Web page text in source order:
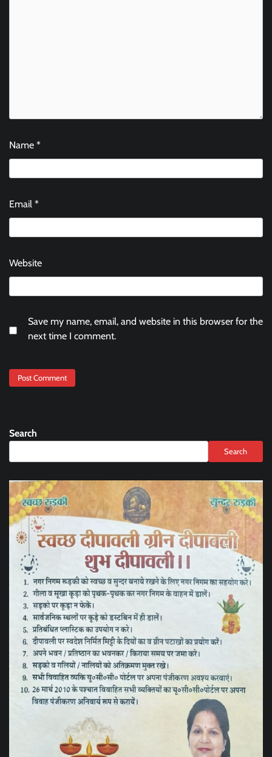
Name *
Email *
Website
Save my name, email, and website in this browser for the
next time I comment.
Search
Search